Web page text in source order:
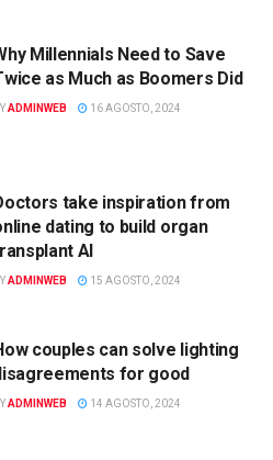
Millennials Need to Save
as Much as Boomers Did
ADMINWEB 16 AGOSTO, 2024
take inspiration from
dating to build organ
AI
ADMINWEB 15 AGOSTO, 2024
couples can solve lighting
for good
ADMINWEB 14 AGOSTO, 2024